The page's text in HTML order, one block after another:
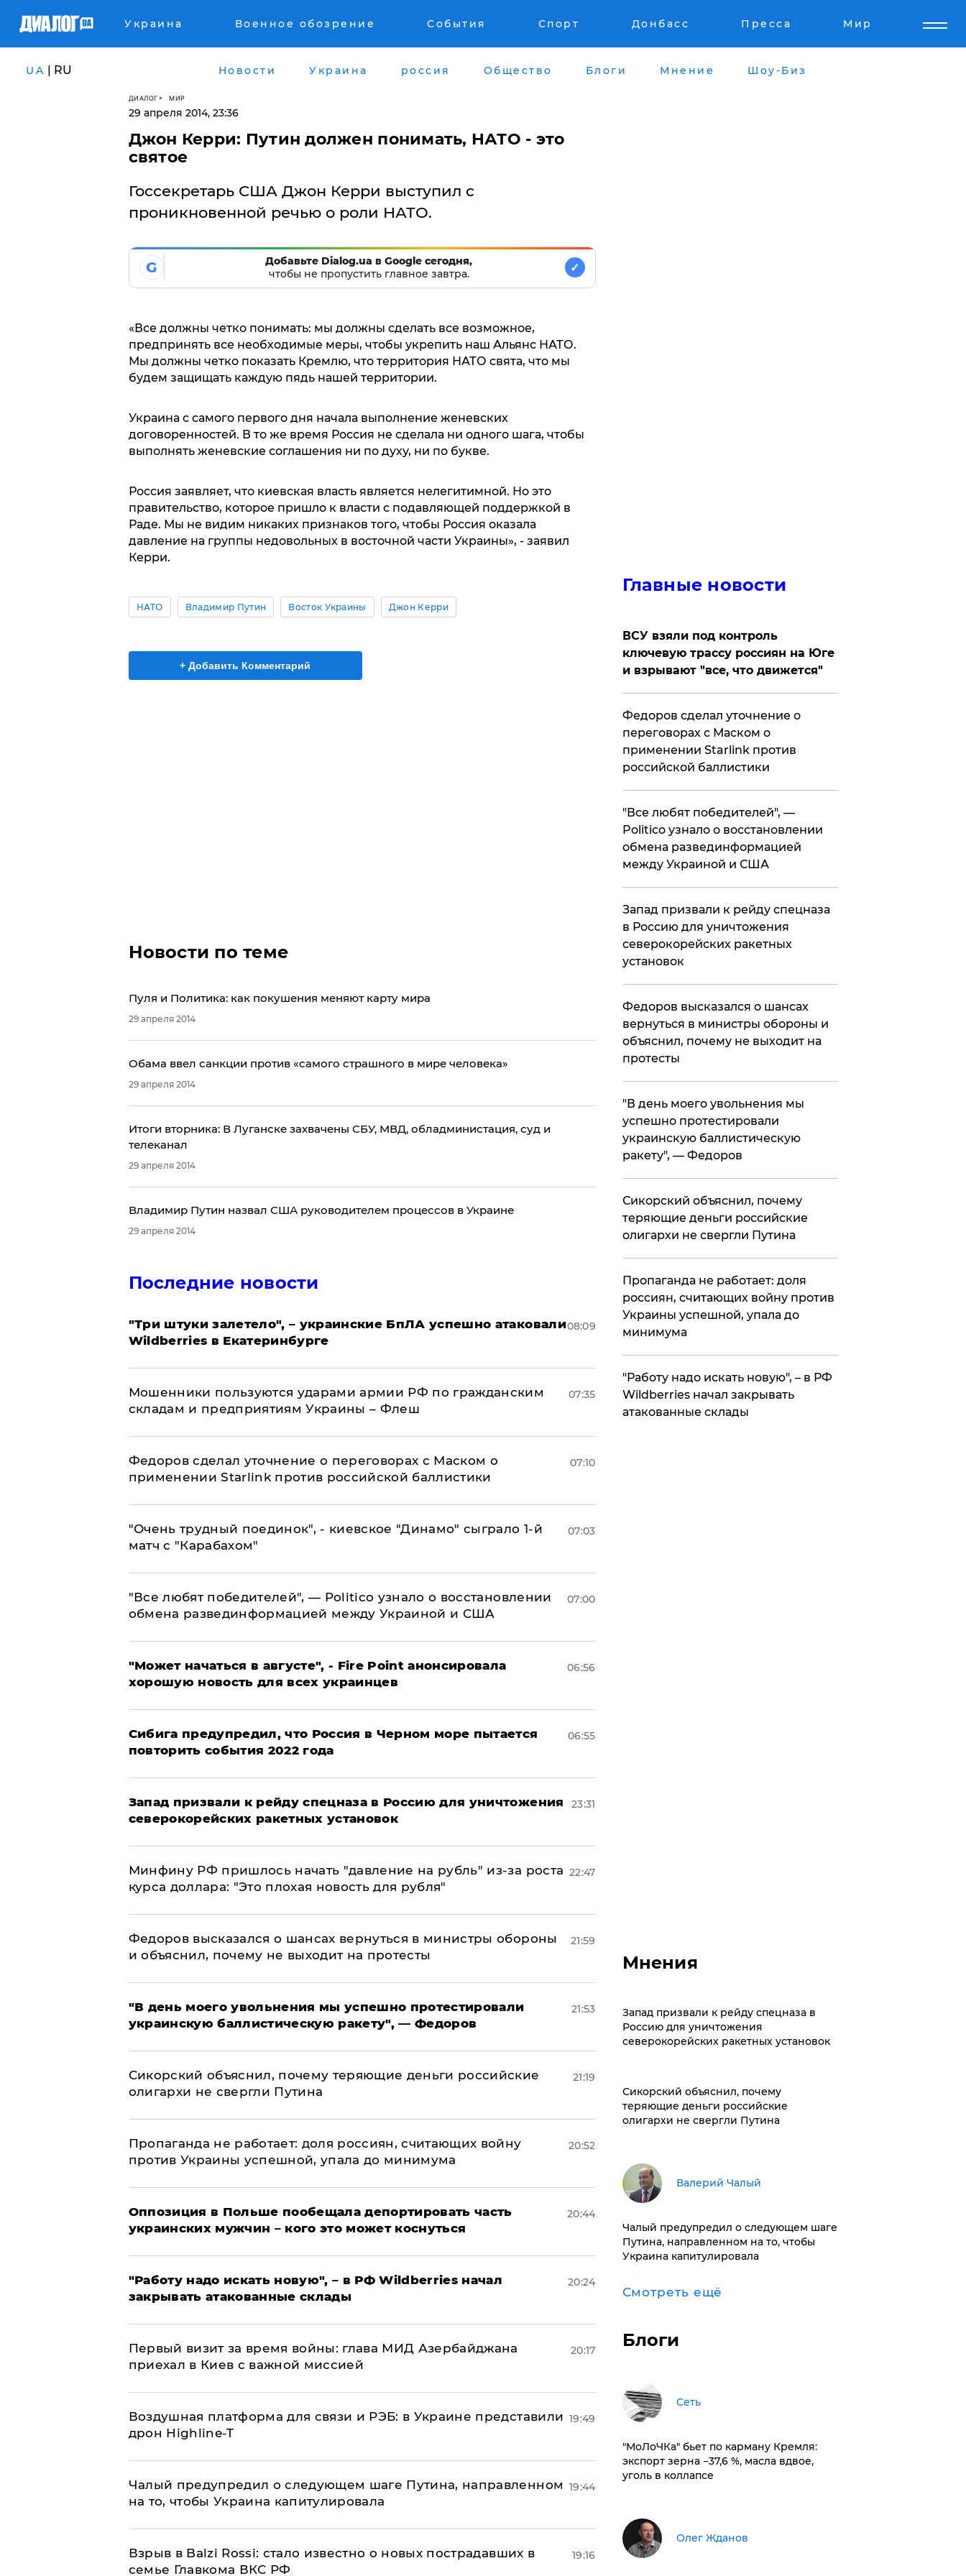
Украина Военное обозрение События Спорт Донбасс Пресса Мир
UA | RU Новости Украина россия Общество Блоги Мнение Шоу-Биз
ДИАЛОГ МИР
29 апреля 2014, 23:36
Джон Керри: Путин должен понимать, НАТО - это
святое
Госсекретарь США Джон Керри выступил с
проникновенной речью о роли НАТО.
G
Добавьте Dialog.ua в Google сегодня,
чтобы не пропустить главное завтра.
✓
«Все должны четко понимать: мы должны сделать все возможное,
предпринять все необходимые меры, чтобы укрепить наш Альянс НАТО.
Мы должны четко показать Кремлю, что территория НАТО свята, что мы
будем защищать каждую пядь нашей территории.
Украина с самого первого дня начала выполнение женевских
договоренностей. В то же время Россия не сделала ни одного шага, чтобы
выполнять женевские соглашения ни по духу, ни по букве.
Россия заявляет, что киевская власть является нелегитимной. Но это
правительство, которое пришло к власти с подавляющей поддержкой в
Раде. Мы не видим никаких признаков того, чтобы Россия оказала
давление на группы недовольных в восточной части Украины», - заявил
Керри.
НАТО Владимир Путин Восток Украины Джон Керри
+ Добавить Комментарий
Новости по теме
Пуля и Политика: как покушения меняют карту мира
29 апреля 2014
Обама ввел санкции против «самого страшного в мире человека»
29 апреля 2014
Итоги вторника: В Луганске захвачены СБУ, МВД, обладминистация, суд и
телеканал
29 апреля 2014
Владимир Путин назвал США руководителем процессов в Украине
29 апреля 2014
Последние новости
"Три штуки залетело", – украинские БпЛА успешно атаковали
Wildberries в Екатеринбурге
08:09
Мошенники пользуются ударами армии РФ по гражданским
складам и предприятиям Украины – Флеш
07:35
Федоров сделал уточнение о переговорах с Маском о
применении Starlink против российской баллистики
07:10
"Очень трудный поединок", - киевское "Динамо" сыграло 1-й
матч с "Карабахом"
07:03
​"Все любят победителей", — Politico узнало о восстановлении
обмена развединформацией между Украиной и США
07:00
"Может начаться в августе", - Fire Point анонсировала
хорошую новость для всех украинцев
06:56
Сибига предупредил, что Россия в Черном море пытается
повторить события 2022 года
06:55
Запад призвали к рейду спецназа в Россию для уничтожения
северокорейских ракетных установок
23:31
Минфину РФ пришлось начать "давление на рубль" из-за роста
курса доллара: "Это плохая новость для рубля"
22:47
Федоров высказался о шансах вернуться в министры обороны
и объяснил, почему не выходит на протесты
21:59
​"В день моего увольнения мы успешно протестировали
украинскую баллистическую ракету", — Федоров
21:53
Сикорский объяснил, почему теряющие деньги российские
олигархи не свергли Путина
21:19
​Пропаганда не работает: доля россиян, считающих войну
против Украины успешной, упала до минимума
20:52
Оппозиция в Польше пообещала депортировать часть
украинских мужчин – кого это может коснуться
20:44
"Работу надо искать новую", – в РФ Wildberries начал
закрывать атакованные склады
20:24
Первый визит за время войны: глава МИД Азербайджана
приехал в Киев с важной миссией
20:17
Воздушная платформа для связи и РЭБ: в Украине представили
дрон Highline-T
19:49
Чалый предупредил о следующем шаге Путина, направленном
на то, чтобы Украина капитулировала
19:44
Взрыв в Balzi Rossi: стало известно о новых пострадавших в
семье Главкома ВКС РФ
19:16
Главные новости
ВСУ взяли под контроль
ключевую трассу россиян на Юге
и взрывают "все, что движется"
Федоров сделал уточнение о
переговорах с Маском о
применении Starlink против
российской баллистики
​"Все любят победителей", —
Politico узнало о восстановлении
обмена развединформацией
между Украиной и США
Запад призвали к рейду спецназа
в Россию для уничтожения
северокорейских ракетных
установок
Федоров высказался о шансах
вернуться в министры обороны и
объяснил, почему не выходит на
протесты
​"В день моего увольнения мы
успешно протестировали
украинскую баллистическую
ракету", — Федоров
Сикорский объяснил, почему
теряющие деньги российские
олигархи не свергли Путина
​Пропаганда не работает: доля
россиян, считающих войну против
Украины успешной, упала до
минимума
"Работу надо искать новую", – в РФ
Wildberries начал закрывать
атакованные склады
Мнения
Запад призвали к рейду спецназа в
Россию для уничтожения
северокорейских ракетных установок
Сикорский объяснил, почему
теряющие деньги российские
олигархи не свергли Путина
Валерий Чалый
Чалый предупредил о следующем шаге
Путина, направленном на то, чтобы
Украина капитулировала
Смотреть ещё
Блоги
Сеть
​"МоЛоЧКа" бьет по карману Кремля:
экспорт зерна −37,6 %, масла вдвое,
уголь в коллапсе
Олег Жданов